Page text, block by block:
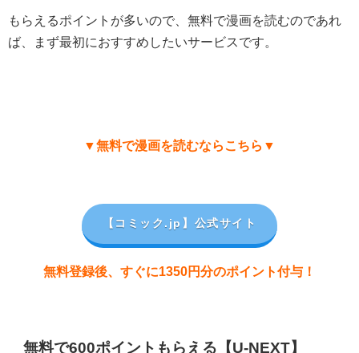
もらえるポイントが多いので、無料で漫画を読むのであれ
ば、まず最初におすすめしたいサービスです。
▼無料で漫画を読むならこちら▼
【コミック.jp 】公式サイト
無料登録後、すぐに1350円分のポイント付与！
無料で600ポイントもらえる【U-NEXT】